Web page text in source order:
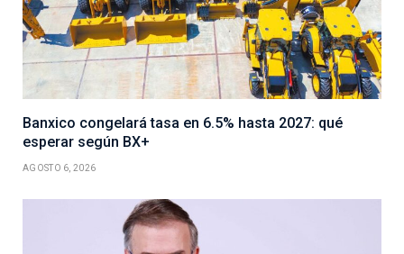
Banxico congelará tasa en 6.5% hasta 2027: qué
esperar según BX+
AGOSTO 6, 2026